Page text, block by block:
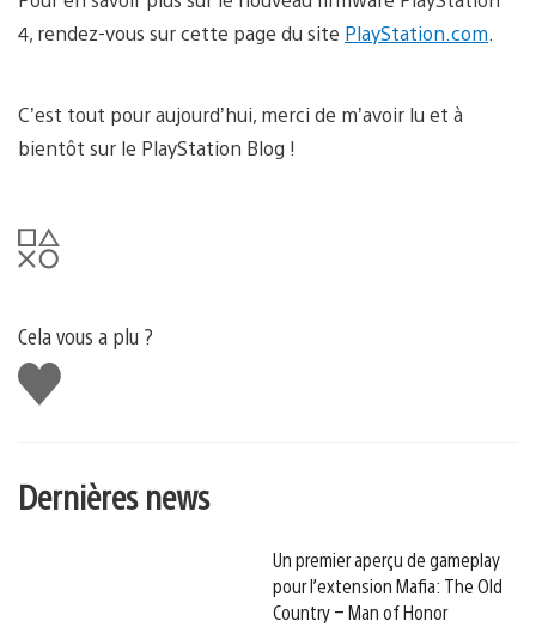
4, rendez-vous sur cette page du site PlayStation.com
C’est tout pour aujourd’hui, merci de m’avoir lu et à
bientôt sur le PlayStation Blog !
Cela vous a plu ?
J'aime
Dernières news
Un premier aperçu de gameplay
pour l’extension Mafia: The Old
Country – Man of Honor